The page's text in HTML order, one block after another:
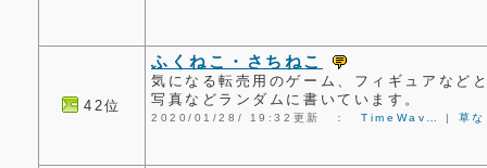
42位
ふくねこ・さちねこ
気になる転売用のゲーム、フィギュアなど
写真などランダムに書いています。
2020/01/28/ 19:32更新 ：TimeWav… | 草